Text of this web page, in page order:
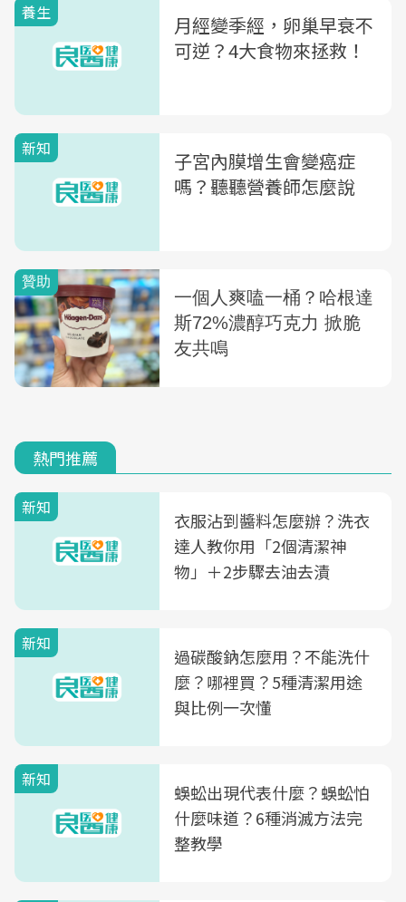
養生
月經變季經，卵巢早衰不
可逆？4大食物來拯救！
新知
子宮內膜增生會變癌症
嗎？聽聽營養師怎麼說
熱門推薦
新知
衣服沾到醬料怎麼辦？洗衣
達人教你用「2個清潔神
物」＋2步驟去油去漬
新知
過碳酸鈉怎麼用？不能洗什
麼？哪裡買？5種清潔用途
與比例一次懂
新知
蜈蚣出現代表什麼？蜈蚣怕
什麼味道？6種消滅方法完
整教學